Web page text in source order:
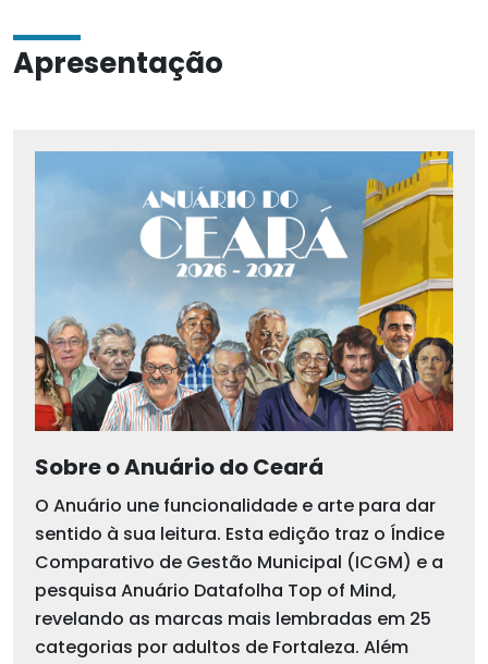
Apresentação
Sobre o Anuário do Ceará
O Anuário une funcionalidade e arte para dar
sentido à sua leitura. Esta edição traz o Índice
Comparativo de Gestão Municipal (ICGM) e a
pesquisa Anuário Datafolha Top of Mind,
revelando as marcas mais lembradas em 25
categorias por adultos de Fortaleza. Além